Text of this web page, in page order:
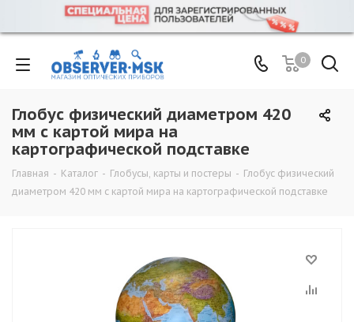
0
Глобус физический диаметром 420
мм с картой мира на
картографической подставке
Главная - Каталог - Глобусы, карты и постеры - Глобус физический
диаметром 420 мм с картой мира на картографической подставке